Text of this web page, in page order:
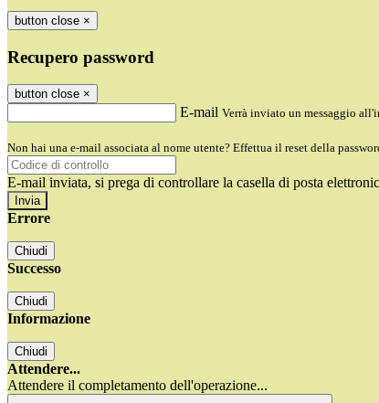
button close ×
Recupero password
button close ×
E-mail Verrà inviato un messaggio
Non hai una e-mail associata al nome utente? Effettua il reset della
E-mail inviata, si prega di controllare la casella di posta
Errore
Chiudi
Successo
Chiudi
Informazione
Chiudi
Attendere...
Attendere il completamento dell'operazione...